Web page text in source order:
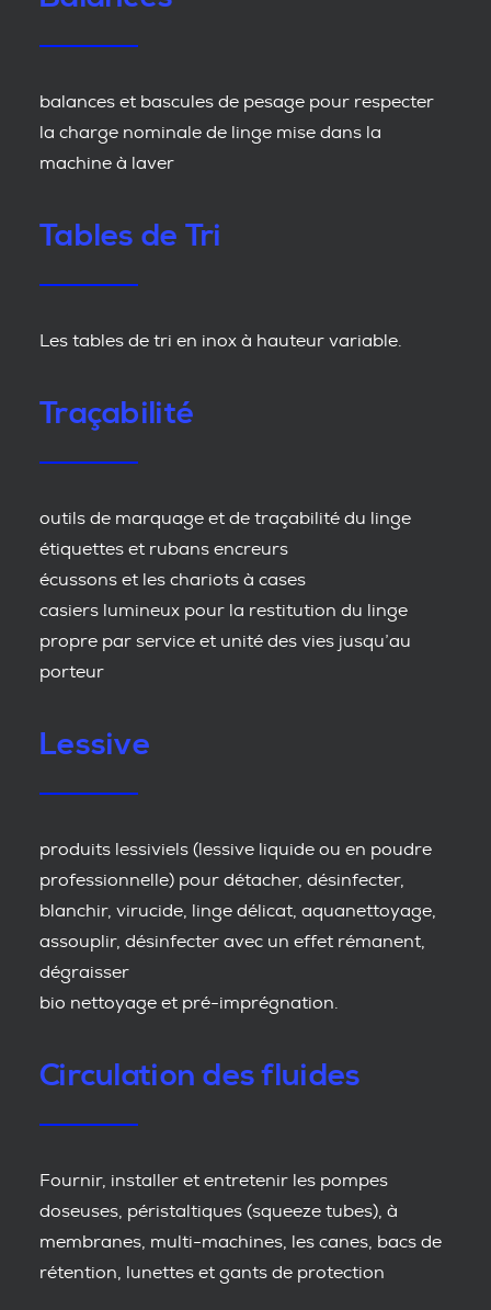
balances et bascules de pesage pour respecter
la charge nominale de linge mise dans la
machine à laver
Tables de Tri
Les tables de tri en inox à hauteur variable.
Traçabilité
outils de marquage et de traçabilité du linge
étiquettes et rubans encreurs
écussons et les chariots à cases
casiers lumineux pour la restitution du linge
propre par service et unité des vies jusqu’au
porteur
Lessive
produits lessiviels (lessive liquide ou en poudre
professionnelle) pour détacher, désinfecter,
blanchir, virucide, linge délicat, aquanettoyage,
assouplir, désinfecter avec un effet rémanent,
dégraisser
bio nettoyage et pré-imprégnation.
Circulation des fluides
Fournir, installer et entretenir les pompes
doseuses, péristaltiques (squeeze tubes), à
membranes, multi-machines, les canes, bacs de
rétention, lunettes et gants de protection